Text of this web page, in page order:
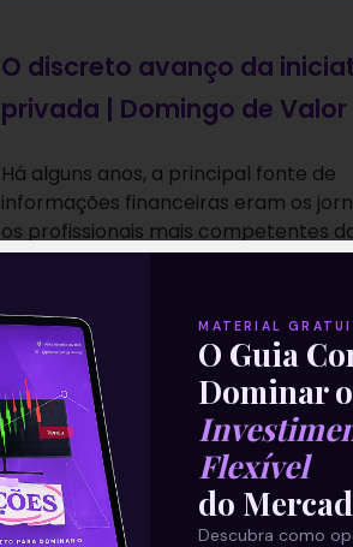
O discreto avanço da
privada | Domingo de Valor
Há alguns anos, a principal fonte de
informações financeiras eram os
os profissionais mais competentes
mercado financeiro costumavam
Leia mais
27/06/2021
E EU
MATERIAL
O Guia
Dominar o
Flexível
do
Descubra como